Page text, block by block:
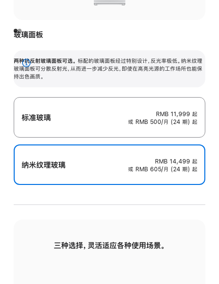
玻璃面板
两种抗反射玻璃面板可选。 标配的玻璃面板经过特别设计，反光率极低。纳米纹理
玻璃面板可分散反射光，从而进一步减少反光，即使在高亮光源的工作场所也能保
持出色画质。
展
开
标准玻璃 RMB 11,999 起
或 RMB 500/月 (24 期) 起
纳米纹理玻璃 RMB 14,499 起
或 RMB 605/月 (24 期) 起
三种选择，灵活适应各种使用场景。